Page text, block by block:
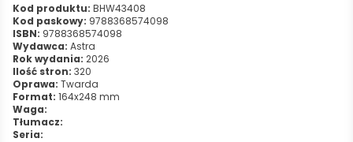
Kod produktu: BHW43408
Kod paskowy: 9788368574098
ISBN: 9788368574098
Wydawca: Astra
Rok wydania: 2026
Ilość stron: 320
Oprawa: Twarda
Format: 164x248 mm
Waga:
Tłumacz:
Seria: